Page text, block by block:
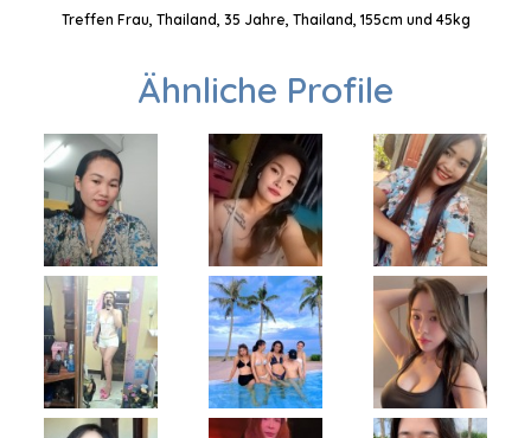
Treffen Frau, Thailand, 35 Jahre, Thailand, 155cm und 45kg
Ähnliche Profile